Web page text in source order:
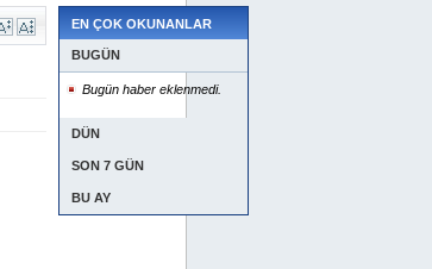
EN ÇOK OKUNANLAR
BUGÜN
Bugün haber eklenmedi.
DÜN
SON 7 GÜN
BU AY